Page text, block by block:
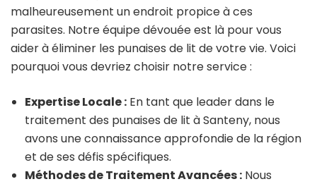
malheureusement un endroit propice à ces
parasites. Notre équipe dévouée est là pour vous
aider à éliminer les punaises de lit de votre vie. Voici
pourquoi vous devriez choisir notre service :
Expertise Locale : En tant que leader dans le
traitement des punaises de lit à Santeny, nous
avons une connaissance approfondie de la région
et de ses défis spécifiques.
Méthodes de Traitement Avancées : Nous